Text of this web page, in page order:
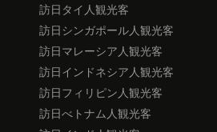
訪日タイ人観光客
訪日シンガポール人観光客
訪日マレーシア人観光客
訪日インドネシア人観光客
訪日フィリピン人観光客
訪日べトナム人観光客